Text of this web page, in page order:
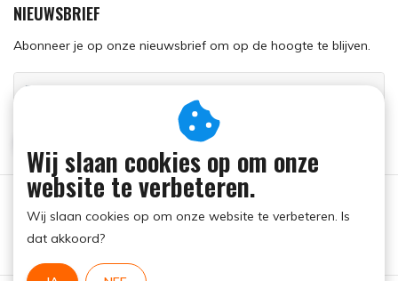
NIEUWSBRIEF
Abonneer je op onze nieuwsbrief om op de hoogte te blijven.
Wij slaan cookies op om onze
website te verbeteren.
Wij slaan cookies op om onze website te verbeteren. Is
dat akkoord?